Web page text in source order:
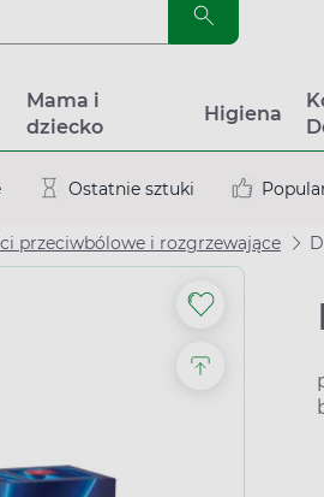
Mama i
dziecko
Higiena
Ostatnie sztuki
przeciwbólowe i rozgrzewające